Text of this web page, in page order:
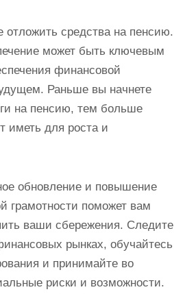
отложить средства на пенсию.
может быть ключевым
финансовой
Раньше вы начнете
на пенсию, тем больше
иметь для роста и
обновление и повышение
грамотности поможет вам
ваши сбережения. Следите
рынках, обучайтесь
и принимайте во
риски и возможности.